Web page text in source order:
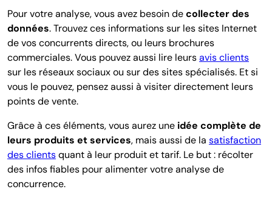
Pour votre analyse, vous avez besoin decollecter des
données. Trouvez ces informations sur les sites Internet
de vos concurrents directs, ou leurs brochures
commerciales. Vous pouvez aussi lire leursavis clients
sur les réseaux sociaux ou sur des sites spécialisés. Et si
vous le pouvez, pensez aussi à visiter directement leurs
points de vente.
Grâce à ces éléments, vous aurez une idée complète de
leurs produits et services, mais aussi de la satisfaction
des clientsquant à leur produit et tarif. Le but : récolter
des infos fiables pour alimenter votre analyse de
concurrence.